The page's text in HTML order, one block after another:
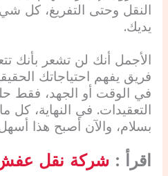
النقل وحتى التفريغ، كل
يديك.
الأجمل أنك لن تشعر بأنك
فريق يفهم احتياجاتك
في الوقت أو الجهد، فقط
التعقيدات. في النهاية،
بسلام، والآن أصبح هذا
اقرأ : شركة نقل